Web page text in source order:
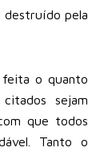
destruído pela
feita o quanto
sejam
que todos
Tanto o